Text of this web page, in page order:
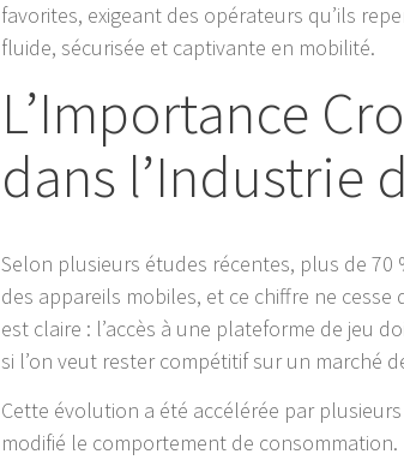
favorites, exigeant des opérateurs qu’ils
fluide, sécurisée et captivante en mobilité.
L’Importance
dans l’Industrie
Selon plusieurs études récentes, plus de
des appareils mobiles, et ce chiffre ne cesse
est claire : l’accès à une plateforme de jeu
si l’on veut rester compétitif sur un marché
Cette évolution a été accélérée par
modifié le comportement de